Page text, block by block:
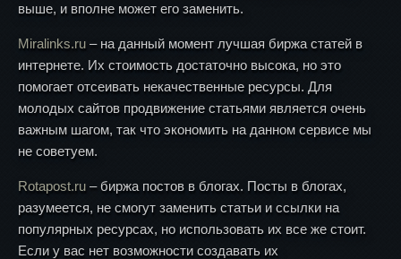
выше, и вполне может его заменить.
Miralinks.ru – на данный момент лучшая биржа статей в
интернете. Их стоимость достаточно высока, но это
помогает отсеивать некачественные ресурсы. Для
молодых сайтов продвижение статьями является очень
важным шагом, так что экономить на данном сервисе мы
не советуем.
Rotapost.ru – биржа постов в блогах. Посты в блогах,
разумеется, не смогут заменить статьи и ссылки на
популярных ресурсах, но использовать их все же стоит.
Если у вас нет возможности создавать их